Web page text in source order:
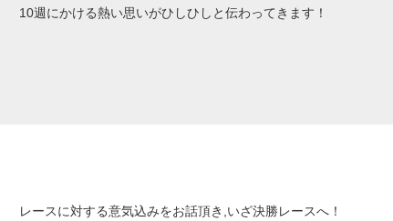
10週にかける熱い思いがひしひしと伝わってきます！
レースに対する意気込みをお話頂き,いざ決勝レースへ！